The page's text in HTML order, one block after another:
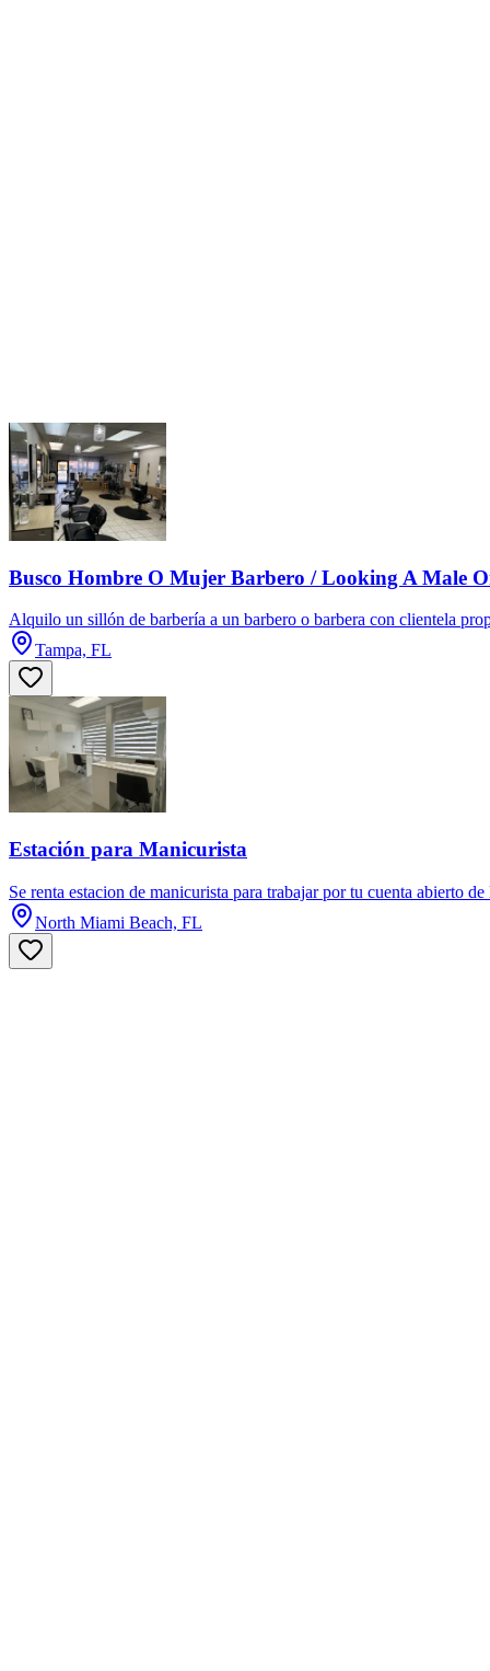
Busco Hombre O Mujer Barbero / Looking A Male
Alquilo un sillón de barbería a un barbero o barbera con clientela
Tampa, FL
Estación para Manicurista
Se renta estacion de manicurista para trabajar por tu cuenta abierto
North Miami Beach, FL